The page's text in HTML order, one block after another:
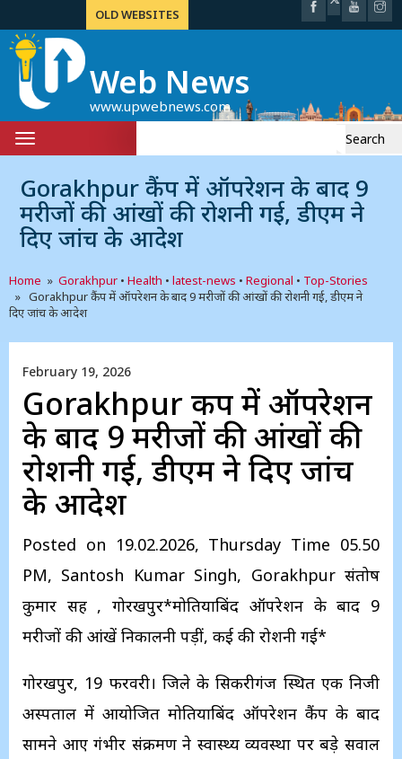
OLD WEBSITES
Web News
www.upwebnews.com
Toggle
navigation
Gorakhpur कैंप में ऑपरेशन के बाद 9
मरीजों की आंखों की रोशनी गई, डीएम ने
दिए जांच के आदेश
Home » Gorakhpur • Health • latest-news • Regional • Top-Stories
» Gorakhpur कैंप में ऑपरेशन के बाद 9 मरीजों की आंखों की रोशनी गई, डीएम ने
दिए जांच के आदेश
February 19, 2026
Gorakhpur कैंप में ऑपरेशन
के बाद 9 मरीजों की आंखों की
रोशनी गई, डीएम ने दिए जांच
के आदेश
Posted on 19.02.2026, Thursday Time 05.50
PM, Santosh Kumar Singh, Gorakhpur संतोष
कुमार सिंह , गोरखपुर*मोतियाबिंद ऑपरेशन के बाद 9
मरीजों की आंखें निकालनी पड़ीं, कई की रोशनी गई*
गोरखपुर, 19 फरवरी। जिले के सिकरीगंज स्थित एक निजी
अस्पताल में आयोजित मोतियाबिंद ऑपरेशन कैंप के बाद
सामने आए गंभीर संक्रमण ने स्वास्थ्य व्यवस्था पर बड़े सवाल